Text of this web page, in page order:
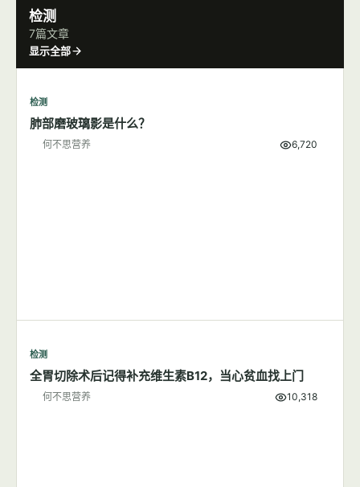
检测
7篇文章
显示全部
检测
肺部磨玻璃影是什么？
何不思营养 6,720
检测
全胃切除术后记得补充维生素B12，当心贫血找上门
何不思营养 10,318